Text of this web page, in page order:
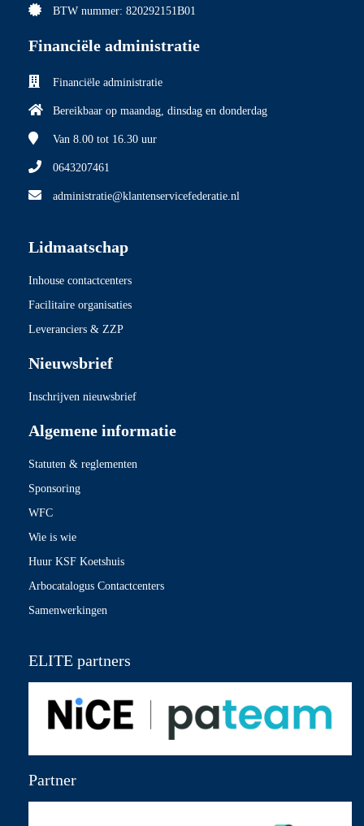
BTW nummer: 820292151B01
Financiële administratie
Financiële administratie
Bereikbaar op maandag, dinsdag en donderdag
Van 8.00 tot 16.30 uur
0643207461
administratie@klantenservicefederatie.nl
Lidmaatschap
Inhouse contactcenters
Facilitaire organisaties
Leveranciers & ZZP
Nieuwsbrief
Inschrijven nieuwsbrief
Algemene informatie
Statuten & reglementen
Sponsoring
WFC
Wie is wie
Huur KSF Koetshuis
Arbocatalogus Contactcenters
Samenwerkingen
ELITE partners
Partner